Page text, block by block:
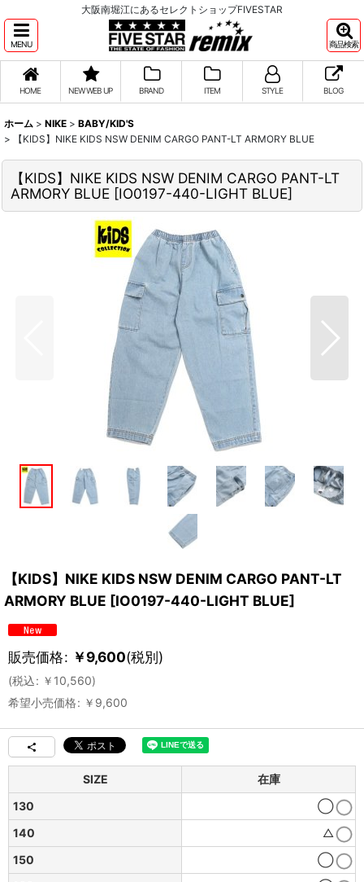
大阪南堀江にあるセレクトショップFIVESTAR
MENU 商品検索
HOME NEW WEB UP BRAND ITEM STYLE BLOG
ホーム > NIKE > BABY/KID'S
>
【KIDS】NIKE KIDS NSW DENIM CARGO PANT-LT ARMORY BLUE
【KIDS】NIKE KIDS NSW DENIM CARGO PANT-LT
ARMORY BLUE [IO0197-440-LIGHT BLUE]
【KIDS】NIKE KIDS NSW DENIM CARGO PANT-LT
ARMORY BLUE [IO0197-440-LIGHT BLUE]
販売価格: ￥9,600(税別)
(税込: ￥ 10,560)
希望小売価格: ￥ 9,600
SIZE
在庫
130
◯
140
△
150
◯